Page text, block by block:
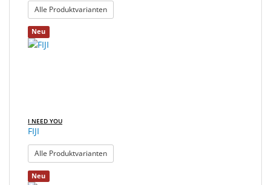
Alle Produktvarianten: CAPRI
Neu
I NEED YOU
FIJI
Alle Produktvarianten: FIJI
Neu